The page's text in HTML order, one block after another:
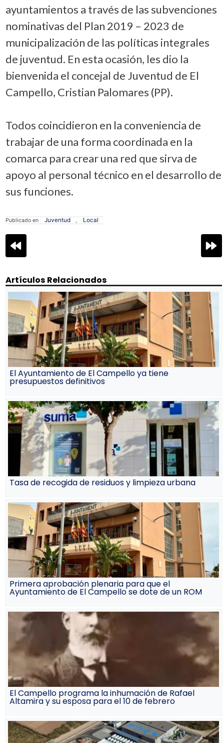
ayuntamientos a través de las subvenciones
nominativas del Plan 2019 – 2023 de
municipalización de las políticas integrales
de juventud. En esta ocasión, les dio la
bienvenida el concejal de Juventud de El
Campello, Cristian Palomares (PP).
Todos coincidieron en la conveniencia de
trabajar de una forma coordinada en la
comarca para crear una red que sirva de
apoyo al personal técnico en el desarrollo de
sus funciones.
Publicado en Juventud , Local
Navegación
de
Artículos Relacionados
El Ayuntamiento de El Campello ya tiene
presupuestos definitivos
Tasa de recogida de residuos y limpieza urbana
Primera aprobación plenaria para que el
Ayuntamiento de El Campello se dote de un ROM
El Campello programa la inhumación de Rafael
Altamira y su esposa para el 10 de febrero